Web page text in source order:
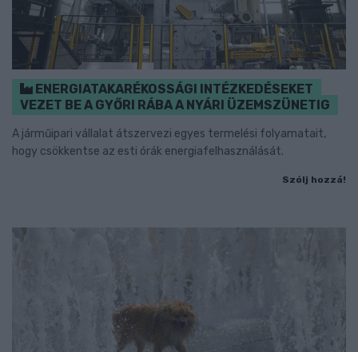
ENERGIATAKARÉKOSSÁGI INTÉZKEDÉSEKET
VEZET BE A GYŐRI RÁBA A NYÁRI ÜZEMSZÜNETIG
A járműipari vállalat átszervezi egyes termelési folyamatait,
hogy csökkentse az esti órák energiafelhasználását.
Szólj hozzá!